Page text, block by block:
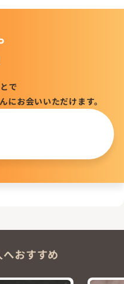
で
にお会いいただけます。
おすすめ